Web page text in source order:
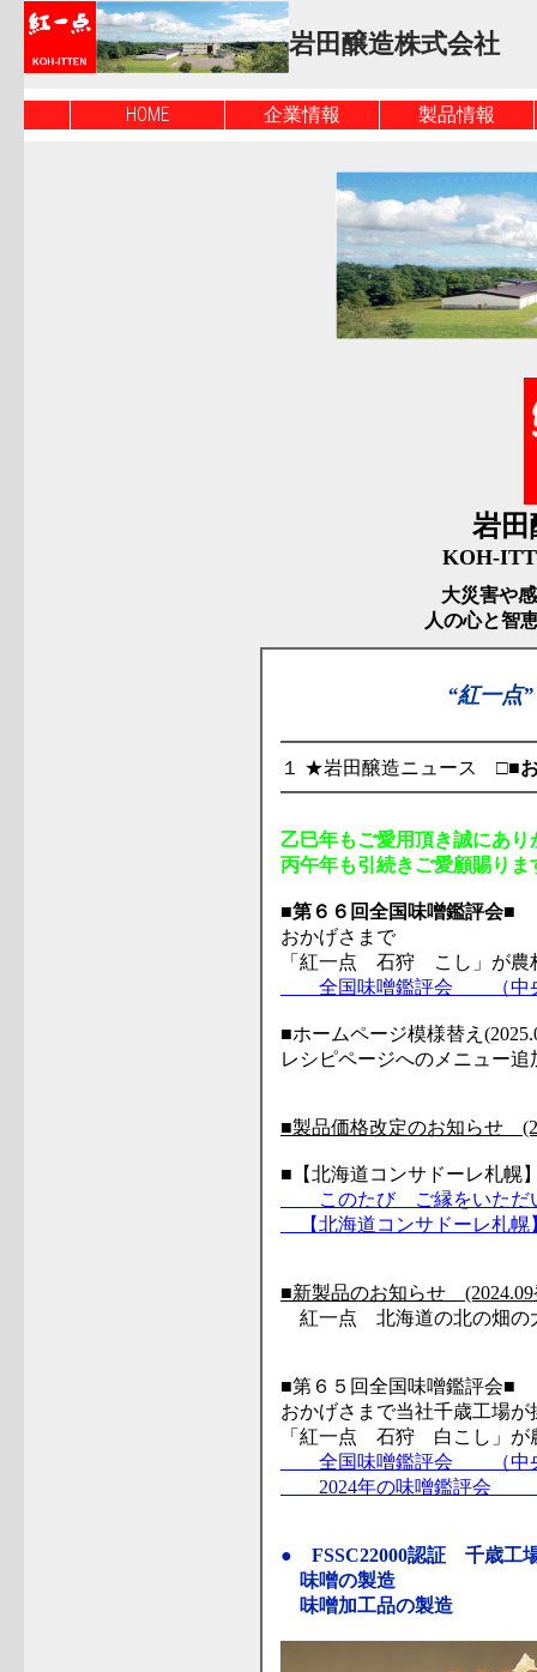
岩田醸造株式会社
HOME 企業情報 製品情報
岩田
KOH-
大災害や
人の心と智
“紅一点
１ ★岩田醸造ニュース □■
乙巳年もご愛用頂き誠にあり
丙午年も引続きご愛顧賜り
■第６６回全国味噌鑑評会■
おかげさまで
「紅一点 石狩 こし」が農
全国味噌鑑評会 （中央
■ホームページ模様替え
レシピページへのメニュー
■製品価格改定のお知らせ
■【北海道コンサドーレ札幌
このたび ご縁をいただ
【北海道コンサドーレ札幌
■新製品のお知らせ
紅一点 北海道の北の畑
■第６５回全国味噌鑑評会■
おかげさまで当社千歳工場
「紅一点 石狩 白こし」が
全国味噌鑑評会 （中央
2024年の味噌鑑評会 （
● FSSC22000認証 千歳工
味噌の製造
味噌加工品の製造